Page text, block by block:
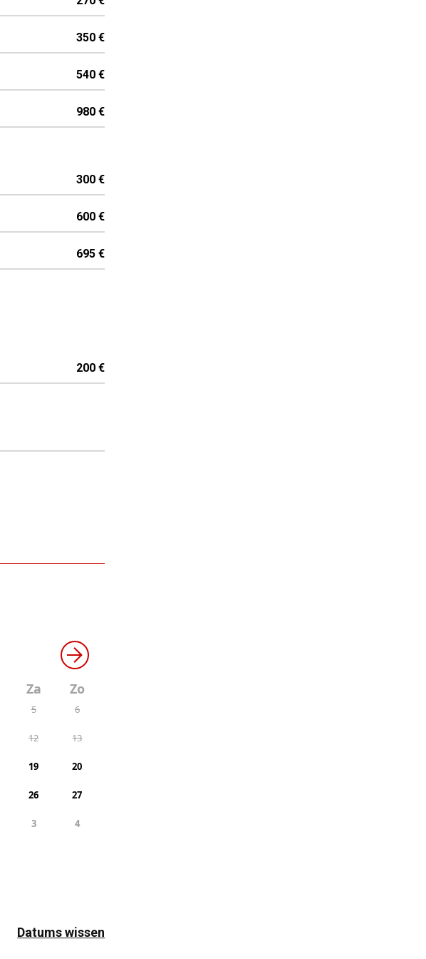
350 €
540 €
980 €
300 €
600 €
695 €
200 €
→
Za Zo
5 6
12 13
19 20
26 27
3 4
Datums wissen